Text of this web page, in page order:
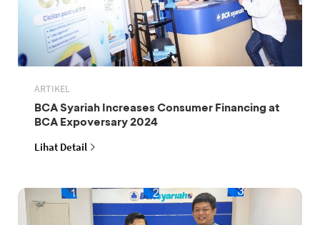
ARTIKEL
BCA Syariah Increases Consumer Financing at
BCA Expoversary 2024
Lihat Detail